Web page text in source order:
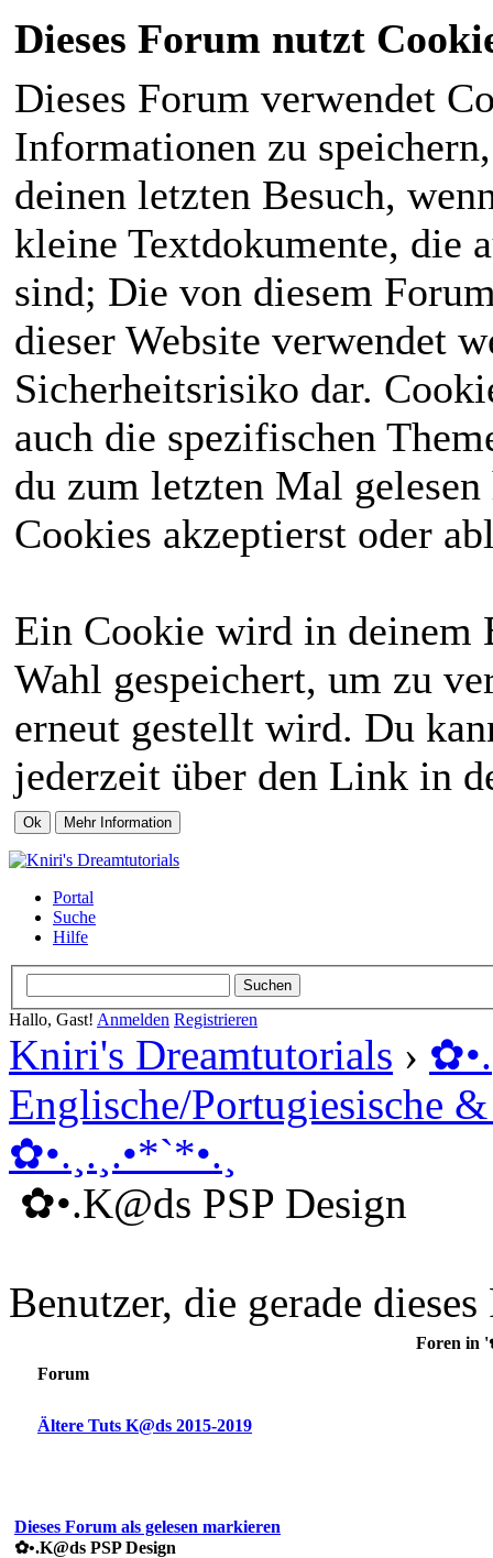
Dieses Forum nutzt
Dieses Forum verwendet
Informationen zu
deinen letzten Besuch,
kleine Textdokumente, die
sind; Die von diesem
dieser Website verwendet
Sicherheitsrisiko dar.
auch die spezifischen
du zum letzten Mal
Cookies akzeptierst oder
Ein Cookie wird in deinem
Wahl gespeichert, um zu
erneut gestellt wird. Du
jederzeit über den Link in
Portal
Suche
Hilfe
Hallo, Gast! Anmelden Registrieren
Kniri's Dreamtutorials › ✿
Englische/Portugiesische
✿ •.¸.¸.•*`*•.¸
✿ •.K@ds PSP Design
Benutzer, die gerade
Foren in
Forum
Ältere Tuts K@ds 2015-2019
Dieses Forum als gelesen markieren
✿ •.K@ds PSP Design